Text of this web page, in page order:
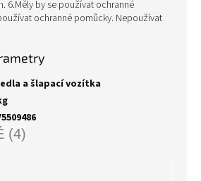
6.Měly by se používat ochranné
ochranné pomůcky. Nepoužívat
a šlapací vozítka
(4)